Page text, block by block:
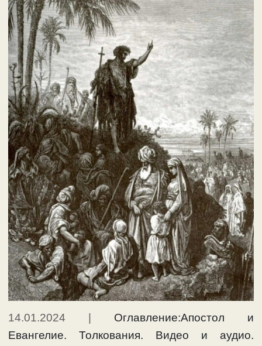
14.01.2024
Оглавление:Апостол и
Евангелие. Толкования. Видео и аудио.